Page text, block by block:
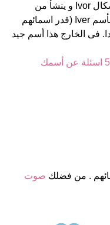
Iver هو اسم للبنين الأسم شكل من أشكال Ivor و ينشأ من
Scottisch. على موقعنا 26 الأشخاص بأسم Iver (قدر اسمائهم
جدا. فى الخارج هذا أسم جيد
5 اسئلة عن أسمك
صوت